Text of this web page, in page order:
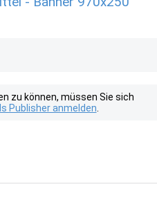
zu können, müssen Sie sich
Publisher anmelden